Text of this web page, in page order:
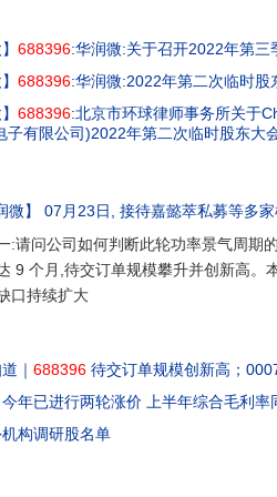
688396:华润微:关于召开2022年第三
688396:华润微:2022年第二次临时股
688396:北京市环球律师事务所关于
子有限公司)2022年第二次临时股东大
微】 07月23日 , 接待嘉懿萃私募等多
:请问公司如何判断此轮功率景气周期
9 个月,待交订单规模攀升并创新高。
口持续扩大
｜ 688396 待交订单规模创新高；
年已进行两轮涨价 上半年综合毛利率
构调研股名单